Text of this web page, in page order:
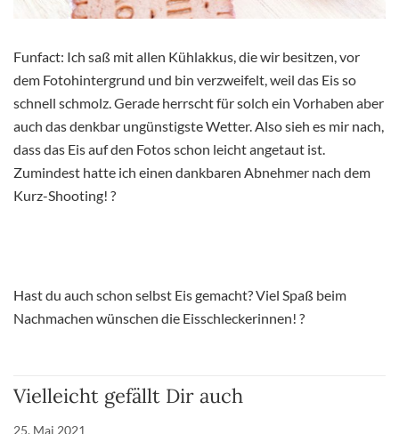
Funfact: Ich saß mit allen Kühlakkus, die wir besitzen, vor
dem Fotohintergrund und bin verzweifelt, weil das Eis so
schnell schmolz. Gerade herrscht für solch ein Vorhaben aber
auch das denkbar ungünstigste Wetter. Also sieh es mir nach,
dass das Eis auf den Fotos schon leicht angetaut ist.
Zumindest hatte ich einen dankbaren Abnehmer nach dem
Kurz-Shooting! ?
Hast du auch schon selbst Eis gemacht? Viel Spaß beim
Nachmachen wünschen die Eisschleckerinnen! ?
Vielleicht gefällt Dir auch
25. Mai 2021